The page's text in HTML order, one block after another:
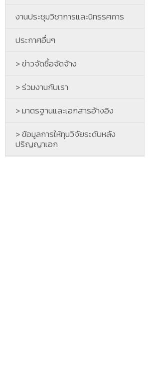
งานประชุมวิชาการและนิทรรศการ
ประกาศอื่นๆ
> ข่าวจัดซื้อจัดจ้าง
> ร่วมงานกับเรา
> มาตรฐานและเอกสารอ้างอิง
> ข้อมูลการให้ทุนวิจัยระดับหลัง
ปริญญาเอก